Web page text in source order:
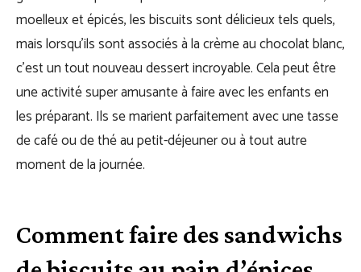
moelleux et épicés, les biscuits sont délicieux tels quels,
mais lorsqu’ils sont associés à la crème au chocolat blanc,
c’est un tout nouveau dessert incroyable. Cela peut être
une activité super amusante à faire avec les enfants en
les préparant. Ils se marient parfaitement avec une tasse
de café ou de thé au petit-déjeuner ou à tout autre
moment de la journée.
Comment faire des sandwichs